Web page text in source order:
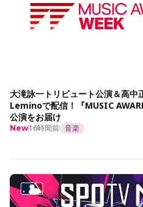
大滝詠一トリビュート公演＆高
Leminoで配信！『MUSIC
公演をお届け
New16時間前 音楽